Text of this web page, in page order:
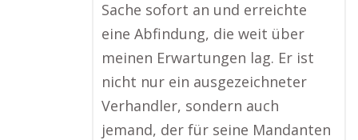
Sache sofort an und erreichte
eine Abfindung, die weit über
meinen Erwartungen lag. Er ist
nicht nur ein ausgezeichneter
Verhandler, sondern auch
jemand, der für seine Mandanten